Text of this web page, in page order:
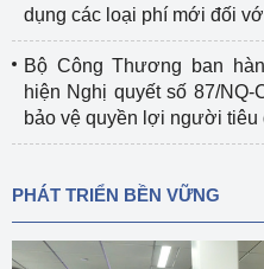
dụng các loại phí mới đối
Bộ Công Thương ban
hiện Nghị quyết số 87/
bảo vệ quyền lợi người tiêu
PHÁT TRIỂN BỀN VỮNG